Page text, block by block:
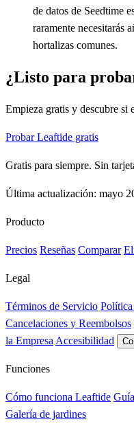
de datos de Seedtime
raramente necesitarás
hortalizas comunes.
¿Listo para
Empieza gratis y descubre si
Probar Leaftide gratis
Gratis para siempre. Sin
Última actualización: mayo
Producto
Precios Reseñas Comparar
Legal
Términos de Servicio
Cancelaciones y Reembolsos
la Empresa Accesibilidad
Funciones
Cómo funciona Leaftide
Galería de jardines